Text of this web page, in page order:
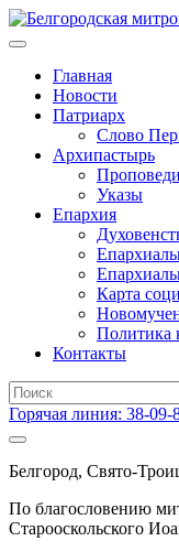
Главная
Новости
Патриарх
Слово
Архипастырь
Проповеди
Указы
Епархия
Карта
Политика
Контакты
Горячая линия: 38-09-
Белгород, Свято-
По благословению
Старооскольского